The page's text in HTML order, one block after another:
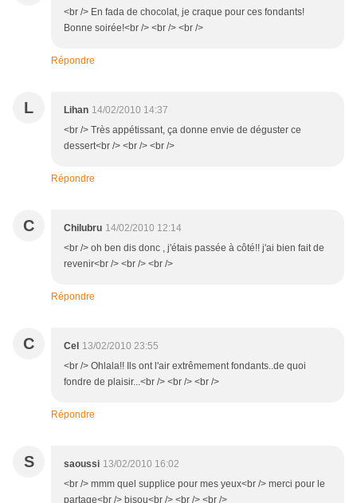
<br /> En fada de chocolat, je craque pour ces fondants!
Bonne soirée!<br /> <br /> <br />
Répondre
L Lihan 14/02/2010 14:37
<br /> Très appétissant, ça donne envie de déguster ce
dessert<br /> <br /> <br />
Répondre
C Chilubru 14/02/2010 12:14
<br /> oh ben dis donc , j'étais passée à côté!! j'ai bien fait de
revenir<br /> <br /> <br />
Répondre
C Cel 13/02/2010 23:55
<br /> Ohlala!! Ils ont l'air extrêmement fondants..de quoi
fondre de plaisir...<br /> <br /> <br />
Répondre
S saoussi 13/02/2010 16:02
<br /> mmm quel supplice pour mes yeux<br /> merci pour le
partage<br /> bisou<br /> <br /> <br />